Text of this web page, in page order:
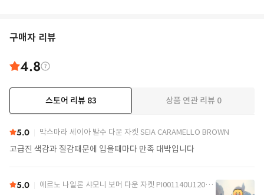
구매자 리뷰
4.8
스토어 리뷰 83 상품 연관 리뷰 0
5.0 막스마라 세이아 발수 다운 자켓 SEIA CARAMELLO BROWN
고급진 색감과 질감때문에 입을때마다 만족 대박입니다
5.0 에르노 나일론 샤모니 보머 다운 자켓 PI001140U12004Z 9389 Black